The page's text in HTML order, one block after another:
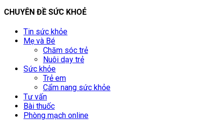
CHUYÊN ĐỀ SỨC KHOẺ
Tin sức khỏe
Mẹ và Bé
Chăm sóc trẻ
Nuôi dạy trẻ
Sức khỏe
Trẻ em
Cẩm nang sức khỏe
Tư vấn
Bài thuốc
Phòng mạch online